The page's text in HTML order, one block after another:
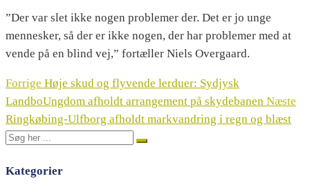
”Der var slet ikke nogen problemer der. Det er jo unge
mennesker, så der er ikke nogen, der har problemer med at
vende på en blind vej,” fortæller Niels Overgaard.
Forrige Høje skud og flyvende lerduer: Sydjysk
LandboUngdom afholdt arrangement på skydebanen Næste
Ringkøbing-Ulfborg afholdt markvandring i regn og blæst
Kategorier